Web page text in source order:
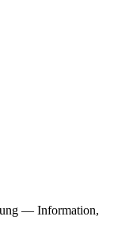
— Information,